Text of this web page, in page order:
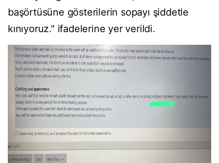
başörtüsüne gösterilerin sopayı şiddetle
kınıyoruz." ifadelerine yer verildi.